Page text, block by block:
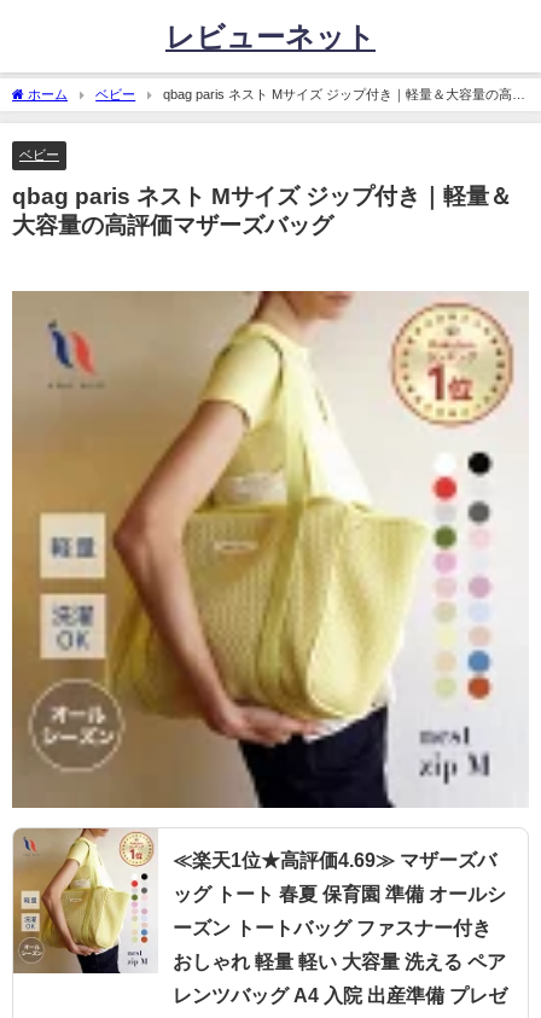
レビューネット
ホーム ベビー
qbag paris ネスト Mサイズ ジップ付き｜軽量＆大容量の高評
価マザーズバッグ
ベビー
qbag paris ネスト Mサイズ ジップ付き｜軽量＆
大容量の高評価マザーズバッグ
≪楽天1位★高評価4.69≫ マザーズバ
ッグ トート 春夏 保育園 準備 オールシ
ーズン トートバッグ ファスナー付き
おしゃれ 軽量 軽い 大容量 洗える ペア
レンツバッグ A4 入院 出産準備 プレゼ